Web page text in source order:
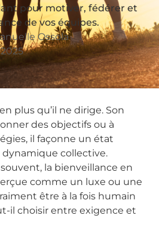
pour motiver, fédérer et
de vos équipes.
Ossola
plus qu’il ne dirige. Son
des objectifs ou à
il façonne un état
dynamique collective.
la bienveillance en
comme un luxe ou une
être à la fois humain
il choisir entre exigence et